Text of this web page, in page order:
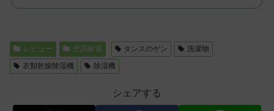
レビュー 空調家電 タンスのゲン
洗濯物
衣類乾燥除湿機
除湿機
シェアする